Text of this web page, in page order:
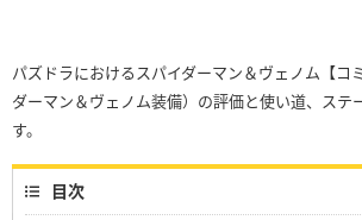
パズドラにおけるスパイダーマン＆ヴェノム【コ
ダーマン＆ヴェノム装備）の評価と使い道、ステ
す。
目次